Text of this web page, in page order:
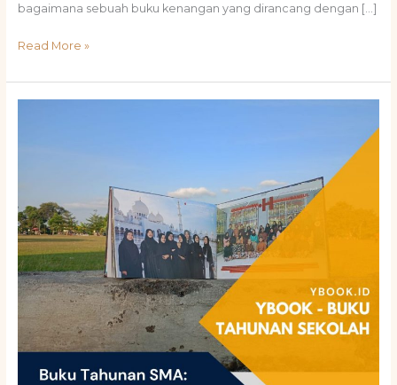
bagaimana sebuah buku kenangan yang dirancang dengan […]
Read More »
Harga
Terjangkau,
Kenangan
Abadi
Masa
Sekolah